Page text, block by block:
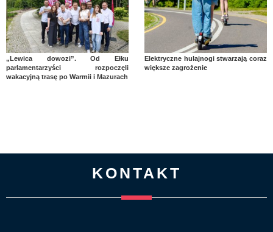
„Lewica dowozi”. Od Ełku
parlamentarzyści rozpoczęli
wakacyjną trasę po Warmii i Mazurach
Elektryczne hulajnogi stwarzają coraz
większe zagrożenie
KONTAKT